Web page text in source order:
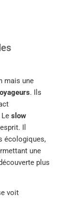
mais une
. Ils
slow
Il
écologiques,
une
plus
voit